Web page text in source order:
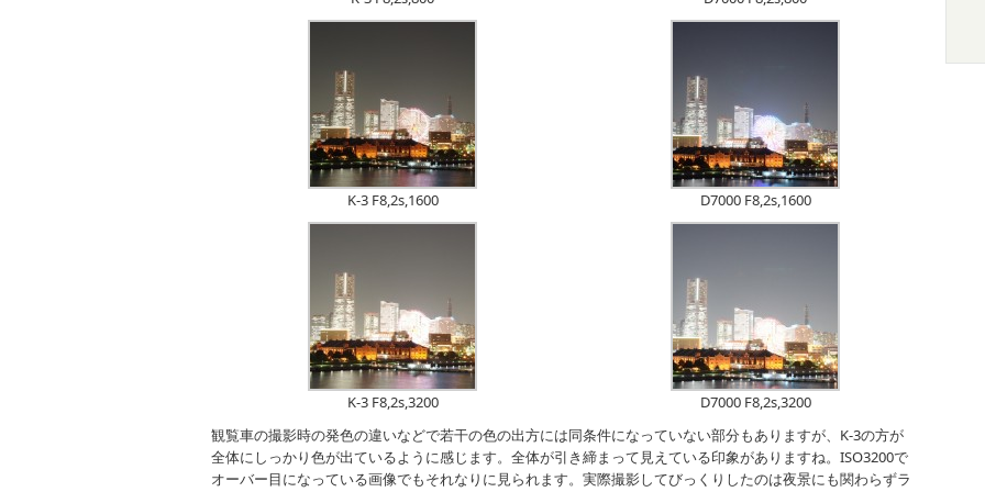
K-3 F8,2s,1600 D7000 F8,2s,1600
K-3 F8,2s,3200
D7000 F8,2s,3200
観覧車の撮影時の発色の違いなどで若干の色の出方には同条件になっていない部分もありますが、K-3の方が
全体にしっかり色が出ているように感じます。全体が引き締まって見えている印象がありますね。ISO3200で
オーバー目になっている画像でもそれなりに見られます。実際撮影してびっくりしたのは夜景にも関わらずラ